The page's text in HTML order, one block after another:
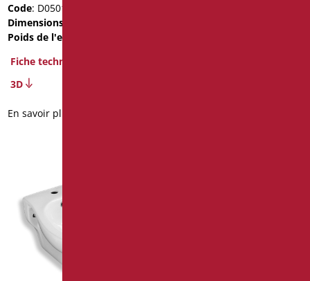
Code: D0501/01
Dimensions
Poids de l'emballage
Fiche technique
3D
En savoir plus